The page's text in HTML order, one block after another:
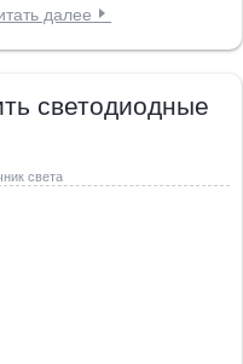
далее
светодиодные
света